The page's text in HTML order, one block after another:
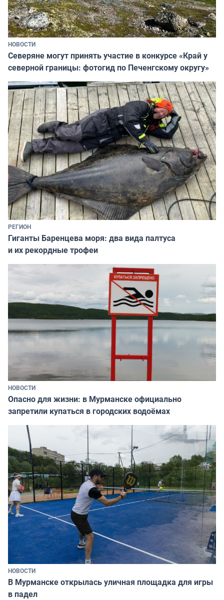
НОВОСТИ
Северяне могут принять участие в конкурсе «Край у
северной границы: фотогид по Печенгскому округу»
РЕГИОН
Гиганты Баренцева моря: два вида палтуса
и их рекордные трофеи
НОВОСТИ
Опасно для жизни: в Мурманске официально
запретили купаться в городских водоёмах
НОВОСТИ
В Мурманске открылась уличная площадка для игры
в падел